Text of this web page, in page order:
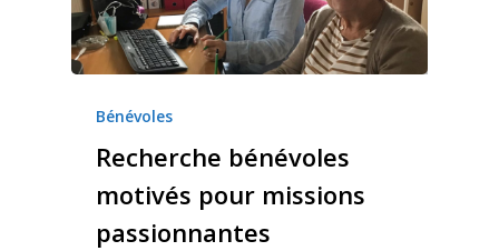
Bénévoles
Recherche bénévoles
motivés pour missions
passionnantes